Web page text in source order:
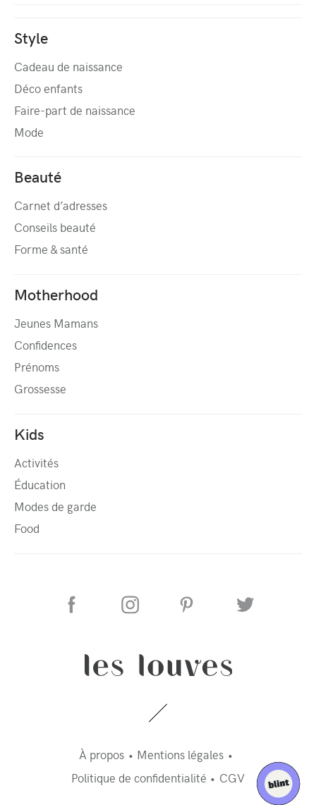
Style
Cadeau de naissance
Déco enfants
Faire-part de naissance
Mode
Beauté
Carnet d’adresses
Conseils beauté
Forme & santé
Motherhood
Jeunes Mamans
Confidences
Prénoms
Grossesse
Kids
Activités
Éducation
Modes de garde
Food
À propos
Mentions légales
Politique de confidentialité
CGV